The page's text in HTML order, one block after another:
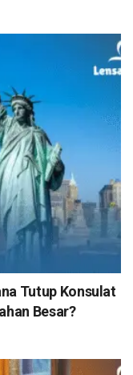
Tutup Konsulat
Besar?